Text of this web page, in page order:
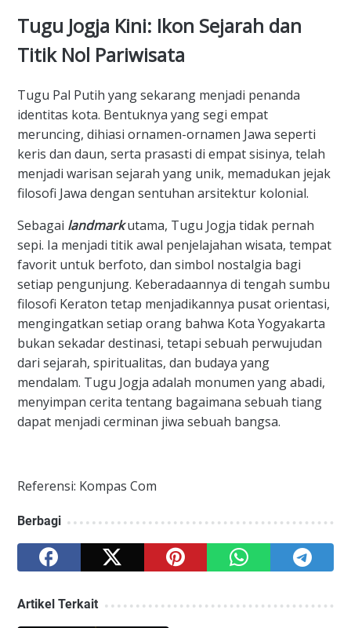
​Tugu Jogja Kini: Ikon Sejarah dan
Titik Nol Pariwisata
​Tugu Pal Putih yang sekarang menjadi penanda
identitas kota. Bentuknya yang segi empat
meruncing, dihiasi ornamen-ornamen Jawa seperti
keris dan daun, serta prasasti di empat sisinya, telah
menjadi warisan sejarah yang unik, memadukan jejak
filosofi Jawa dengan sentuhan arsitektur kolonial.
​Sebagai landmarkutama, Tugu Jogja tidak pernah
sepi. Ia menjadi titik awal penjelajahan wisata, tempat
favorit untuk berfoto, dan simbol nostalgia bagi
setiap pengunjung. Keberadaannya di tengah sumbu
filosofi Keraton tetap menjadikannya pusat orientasi,
mengingatkan setiap orang bahwa Kota Yogyakarta
bukan sekadar destinasi, tetapi sebuah perwujudan
dari sejarah, spiritualitas, dan budaya yang
mendalam. Tugu Jogja adalah monumen yang abadi,
menyimpan cerita tentang bagaimana sebuah tiang
dapat menjadi cerminan jiwa sebuah bangsa.
Referensi: Kompas Com
Berbagi
Artikel Terkait